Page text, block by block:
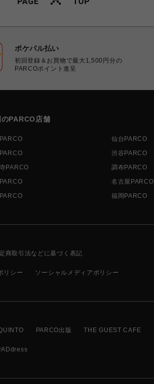
ポケパル払い
初回登録＆お買物で最大1,500円分の
PARCOポイント進呈
PARCO店舗
仙台PARCO
渋谷PARCO
PARCO
調布PARCO
名古屋PARCO
福岡PARCO
商取引法などに基づく表記
リシー ソーシャルメディアポリシー
PARCO出版 THE GUEST CAFE